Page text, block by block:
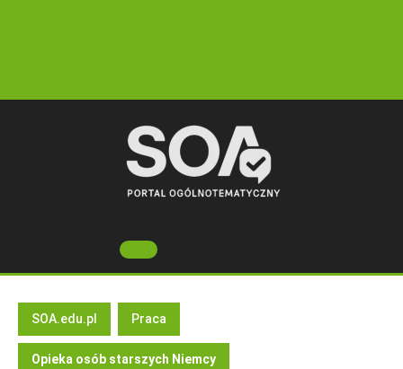
Open
Button
SOA.edu.pl Praca
Opieka osób starszych Niemcy